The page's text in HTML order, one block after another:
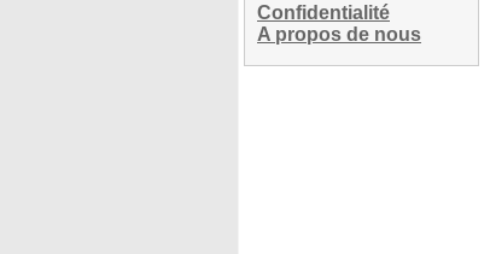
Confidentialité
A propos de nous